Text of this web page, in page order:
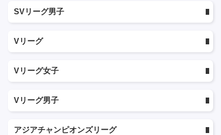
SVリーグ男子
Vリーグ
Vリーグ女子
Vリーグ男子
アジアチャンピオンズリーグ